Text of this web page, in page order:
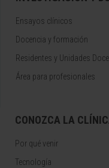
Ensayos clínicos
Docencia y formación
Residentes y Unidades
Área para profesionales
CONOZCA LA
Por qué venir
Tecnología